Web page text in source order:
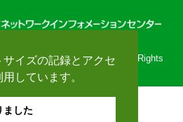
イズの記録とアクセ
しています。
ました
Network Information Center. All Rights
Reserved.